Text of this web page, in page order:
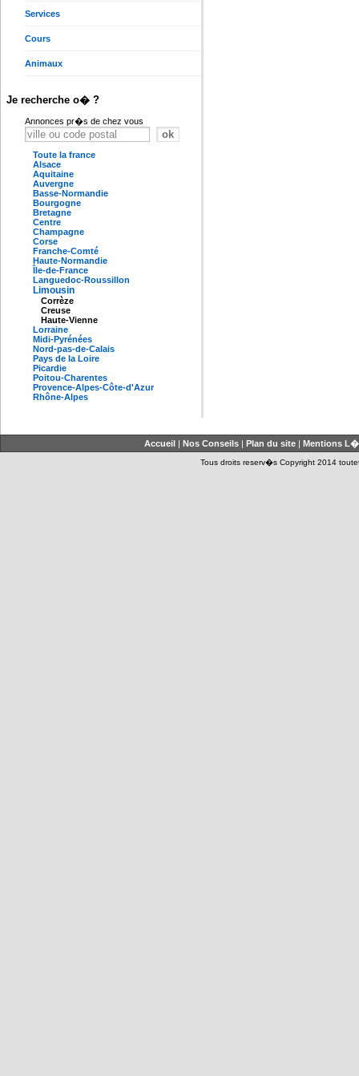
Services
Cours
Animaux
Je recherche o� ?
Annonces pr�s de chez vous
Toute la france
Alsace
Aquitaine
Auvergne
Basse-Normandie
Bourgogne
Bretagne
Centre
Champagne
Corse
Franche-Comté
Haute-Normandie
Île-de-France
Languedoc-Roussillon
Limousin
Corrèze
Creuse
Haute-Vienne
Lorraine
Midi-Pyrénées
Nord-pas-de-Calais
Pays de la Loire
Picardie
Poitou-Charentes
Provence-Alpes-Côte-d'Azur
Rhône-Alpes
Accueil| Nos Conseils| Plan du site| Mentions
Tous droits reserv�s Copyright 2014